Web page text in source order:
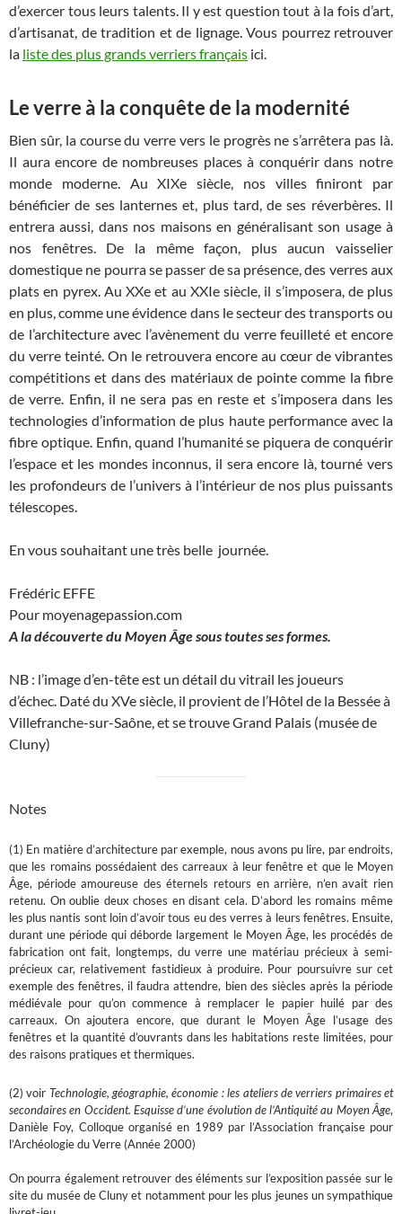
d’exercer tous leurs talents. Il y est question tout à la fois d’art,
d’artisanat, de tradition et de lignage. Vous pourrez retrouver
la liste des plus grands verriers français ici.
Le verre à la conquête de la modernité
Bien sûr, la course du verre vers le progrès ne s’arrêtera pas là.
Il aura encore de nombreuses places à conquérir dans notre
monde moderne. Au XIXe siècle, nos villes finiront par
bénéficier de ses lanternes et, plus tard, de ses réverbères. Il
entrera aussi, dans nos maisons en généralisant son usage à
nos fenêtres. De la même façon, plus aucun vaisselier
domestique ne pourra se passer de sa présence, des verres aux
plats en pyrex. Au XXe et au XXIe siècle, il s’imposera, de plus
en plus, comme une évidence dans le secteur des transports ou
de l’architecture avec l’avènement du verre feuilleté et encore
du verre teinté. On le retrouvera encore au cœur de vibrantes
compétitions et dans des matériaux de pointe comme la fibre
de verre. Enfin, il ne sera pas en reste et s’imposera dans les
technologies d’information de plus haute performance avec la
fibre optique. Enfin, quand l’humanité se piquera de conquérir
l’espace et les mondes inconnus, il sera encore là, tourné vers
les profondeurs de l’univers à l’intérieur de nos plus puissants
télescopes.
En vous souhaitant une très belle journée.
Frédéric EFFE
Pour moyenagepassion.com
A la découverte du Moyen Âge sous toutes ses formes.
NB : l’image d’en-tête est un détail du vitrail les joueurs
d’échec. Daté du XVe siècle, il provient de l’Hôtel de la Bessée à
Villefranche-sur-Saône, et se trouve Grand Palais (musée de
Cluny)
Notes
(1) En matière d’architecture par exemple, nous avons pu lire, par endroits,
que les romains possédaient des carreaux à leur fenêtre et que le Moyen
Âge, période amoureuse des éternels retours en arrière, n’en avait rien
retenu. On oublie deux choses en disant cela. D’abord les romains même
les plus nantis sont loin d’avoir tous eu des verres à leurs fenêtres. Ensuite,
durant une période qui déborde largement le Moyen Âge, les procédés de
fabrication ont fait, longtemps, du verre une matériau précieux à semi-
précieux car, relativement fastidieux à produire. Pour poursuivre sur cet
exemple des fenêtres, il faudra attendre, bien des siècles après la période
médiévale pour qu’on commence à remplacer le papier huilé par des
carreaux. On ajoutera encore, que durant le Moyen Âge l’usage des
fenêtres et la quantité d’ouvrants dans les habitations reste limitées, pour
des raisons pratiques et thermiques.
(2) voir Technologie, géographie, économie : les ateliers de verriers primaires et
secondaires en Occident. Esquisse d’une évolution de l’Antiquité au Moyen Âge,
Danièle Foy, Colloque organisé en 1989 par l’Association française pour
l’Archéologie du Verre (Année 2000)
On pourra également retrouver des éléments sur l’exposition passée sur le
site du musée de Cluny et notamment pour les plus jeunes un sympathique